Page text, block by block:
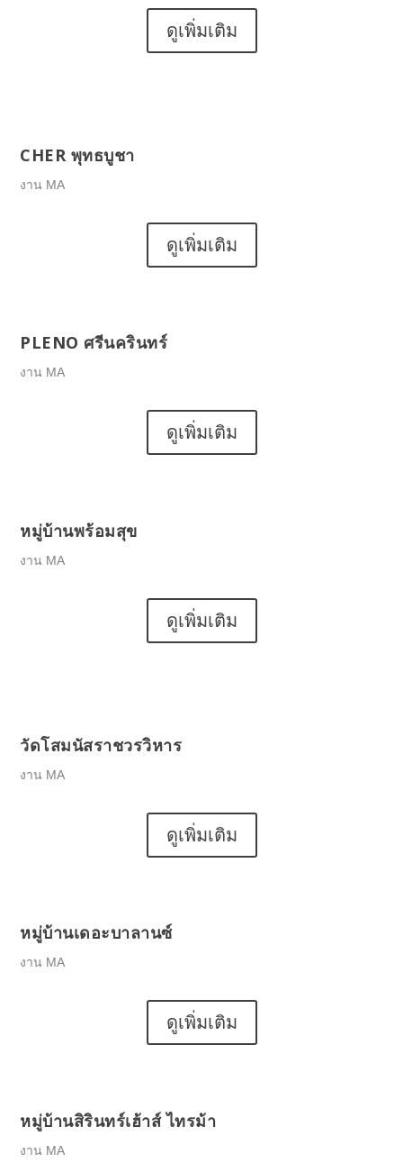
ดูเพิ่มเติม
CHER พุทธบูชา
งาน MA
ดูเพิ่มเติม
PLENO ศรีนครินทร์
งาน MA
ดูเพิ่มเติม
หมู่บ้านพร้อมสุข
งาน MA
ดูเพิ่มเติม
วัดโสมนัสราชวรวิหาร
งาน MA
ดูเพิ่มเติม
หมู่บ้านเดอะบาลานซ์
งาน MA
ดูเพิ่มเติม
หมู่บ้านสิรินทร์เฮ้าส์ ไทรม้า
งาน MA